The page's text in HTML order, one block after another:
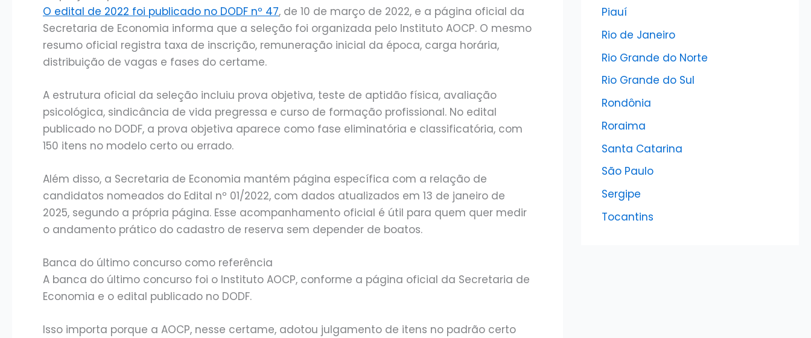
O edital de 2022 foi publicado no DODF nº 47, de 10 de março de 2022, e a página oficial da
Secretaria de Economia informa que a seleção foi organizada pelo Instituto AOCP. O mesmo
resumo oficial registra taxa de inscrição, remuneração inicial da época, carga horária,
distribuição de vagas e fases do certame.
A estrutura oficial da seleção incluiu prova objetiva, teste de aptidão física, avaliação
psicológica, sindicância de vida pregressa e curso de formação profissional. No edital
publicado no DODF, a prova objetiva aparece como fase eliminatória e classificatória, com
150 itens no modelo certo ou errado.
Além disso, a Secretaria de Economia mantém página específica com a relação de
candidatos nomeados do Edital nº 01/2022, com dados atualizados em 13 de janeiro de
2025, segundo a própria página. Esse acompanhamento oficial é útil para quem quer medir
o andamento prático do cadastro de reserva sem depender de boatos.
Banca do último concurso como referência
A banca do último concurso foi o Instituto AOCP, conforme a página oficial da Secretaria de
Economia e o edital publicado no DODF.
Isso importa porque a AOCP, nesse certame, adotou julgamento de itens no padrão certo
Piauí
Rio de Janeiro
Rio Grande do Norte
Rio Grande do Sul
Rondônia
Roraima
Santa Catarina
São Paulo
Sergipe
Tocantins